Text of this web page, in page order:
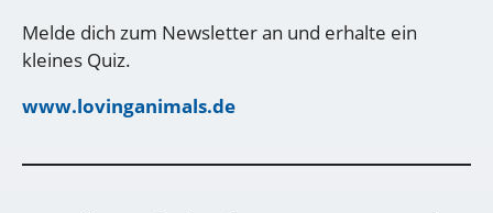
Melde dich zum Newsletter an und erhalte ein
kleines Quiz.
www.lovinganimals.de